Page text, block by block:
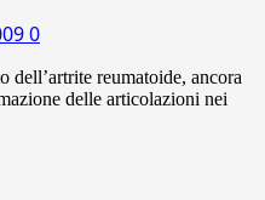
0
dell’artrite reumatoide, ancora
delle articolazioni nei